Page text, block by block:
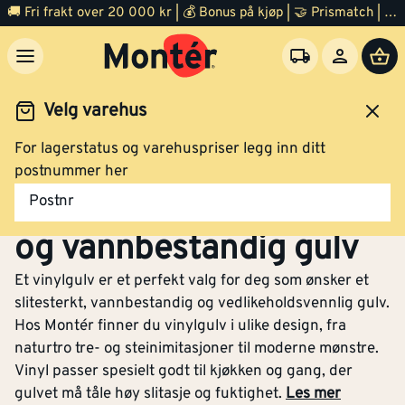
🚚 Fri frakt over 20 000 kr | 💰 Bonus på kjøp | 🤝 Prismatch | ⭐ 100% fornøyd garanti | 🏪 140 byggevarehus
Velg varehus
For lagerstatus og varehuspriser legg inn ditt
postnummer her
Postnr
Gulv Vinylgulv
Vinylgulv – Slitesterkt
og vannbestandig gulv
Et vinylgulv er et perfekt valg for deg som ønsker et
slitesterkt, vannbestandig og vedlikeholdsvennlig gulv.
Hos Montér finner du vinylgulv i ulike design, fra
naturtro tre- og steinimitasjoner til moderne mønstre.
Vinyl passer spesielt godt til kjøkken og gang, der
gulvet må tåle høy slitasje og fuktighet. Les mer